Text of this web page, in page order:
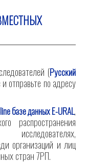
(Русский
отправьте по адресу
базе данных E-URAL,
распространения
организаций и лиц
стран 7РП.